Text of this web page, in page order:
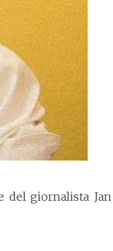
del giornalista Jan